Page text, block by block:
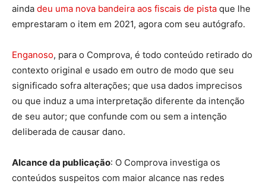
ainda deu uma nova bandeira aos fiscais de pista que lhe
emprestaram o item em 2021, agora com seu autógrafo.
Enganoso, para o Comprova, é todo conteúdo retirado do
contexto original e usado em outro de modo que seu
significado sofra alterações; que usa dados imprecisos
ou que induz a uma interpretação diferente da intenção
de seu autor; que confunde com ou sem a intenção
deliberada de causar dano.
Alcance da publicação: O Comprova investiga os
conteúdos suspeitos com maior alcance nas redes